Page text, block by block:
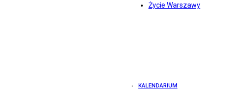
Życie Warszawy
KALENDARIUM